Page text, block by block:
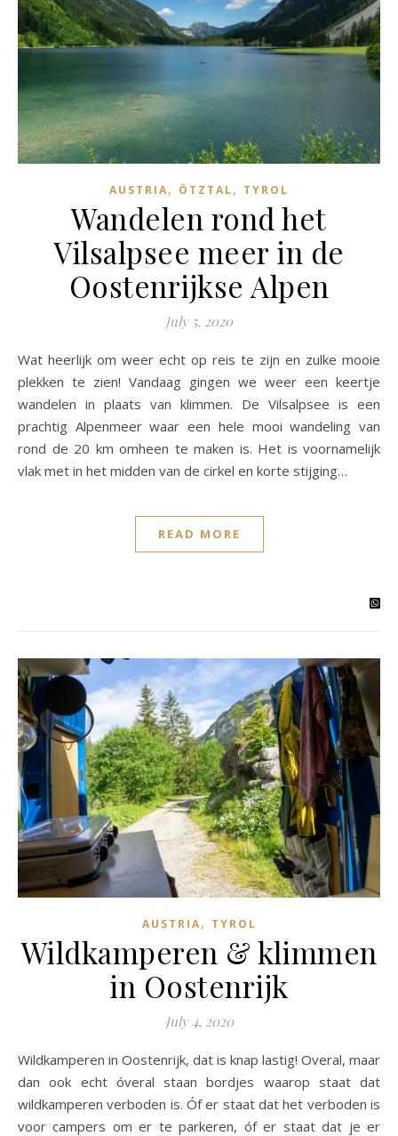
AUSTRIA, ÖTZTAL, TYROL
Wandelen rond het
Vilsalpsee meer in de
Oostenrijkse Alpen
July 5, 2020
Wat heerlijk om weer echt op reis te zijn en zulke mooie
plekken te zien! Vandaag gingen we weer een keertje
wandelen in plaats van klimmen. De Vilsalpsee is een
prachtig Alpenmeer waar een hele mooi wandeling van
rond de 20 km omheen te maken is. Het is voornamelijk
vlak met in het midden van de cirkel en korte stijging…
READ MORE
AUSTRIA, TYROL
Wildkamperen & klimmen
in Oostenrijk
July 4, 2020
Wildkamperen in Oostenrijk, dat is knap lastig! Overal, maar
dan ook echt óveral staan bordjes waarop staat dat
wildkamperen verboden is. Óf er staat dat het verboden is
voor campers om er te parkeren, óf er staat dat je er